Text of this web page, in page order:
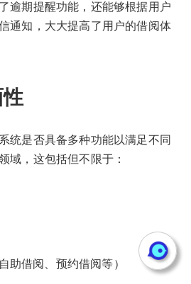
逾期提醒功能，还能够根据用户
通知，大大提高了用户的借阅体
统是否具备多种功能以满足不同
域，这包括但不限于：
助借阅、预约借阅等）